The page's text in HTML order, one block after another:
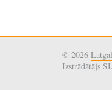
© 2026
Izstrādātājs